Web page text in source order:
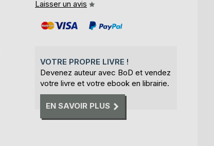
Laisser un avis
VOTRE PROPRE LIVRE !
Devenez auteur avec BoD et vendez
votre livre et votre ebook en librairie.
EN SAVOIR PLUS